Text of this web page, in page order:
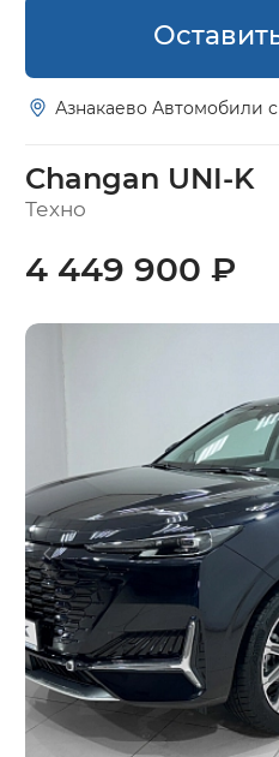
Азнакаево Автомобили
Changan UNI-K
Техно
4 449 900 ₽